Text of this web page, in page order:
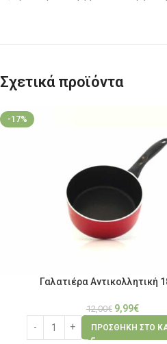
Σχετικά προϊόντα
-17%
Γαλατιέρα Αντικολλητική
12,00€ 9,99€
ΠΡΟΣΘΉΚΗ ΣΤΟ